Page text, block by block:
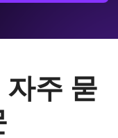
자주 묻